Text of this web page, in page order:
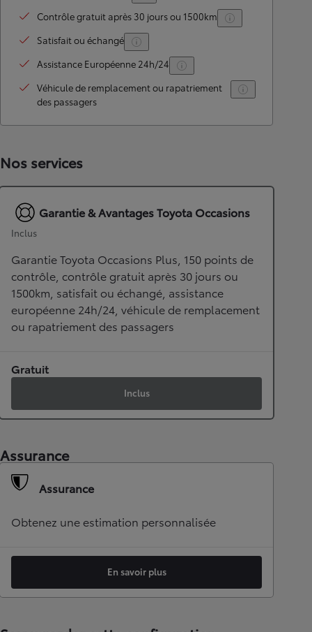
Contrôle gratuit après 30 jours ou 1500km
Satisfait ou échangé
Assistance Européenne 24h/24
Véhicule de remplacement ou rapatriement
des passagers
Nos services
Garantie & Avantages Toyota Occasions
Inclus
Garantie Toyota Occasions Plus, 150 points de
contrôle, contrôle gratuit après 30 jours ou
1500km, satisfait ou échangé, assistance
européenne 24h/24, véhicule de remplacement
ou rapatriement des passagers
Gratuit
Inclus
Assurance
Assurance
Obtenez une estimation personnalisée
En savoir plus